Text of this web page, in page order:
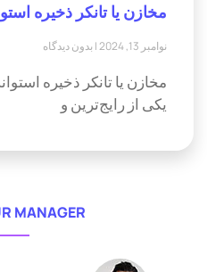
مخازن یا تانکر ذخیره
نوامبر 13, 2024 بدون دیدگاه
مخازن یا تانکر ذخیره
یکی از رایج‌ترین و
MANAGER